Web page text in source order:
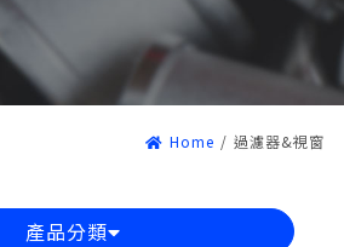
Home / 過濾器&視窗
產品分類